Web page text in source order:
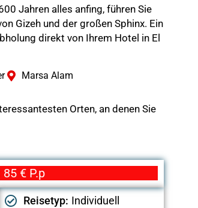
Jahren alles anfing, führen Sie
Gizeh und der großen Sphinx. Ein
direkt von Ihrem Hotel in El
Marsa Alam
Orten, an denen Sie
85 € P.p
Reisetyp: Individuell